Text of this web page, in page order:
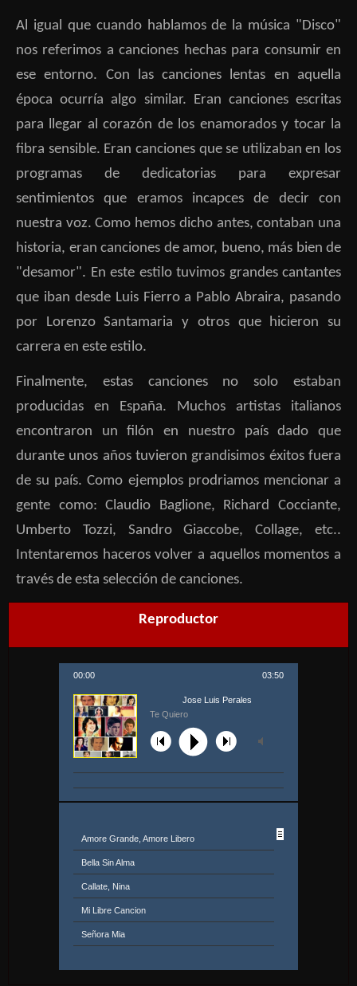
Al igual que cuando hablamos de la música "Disco"
nos referimos a canciones hechas para consumir en
ese entorno. Con las canciones lentas en aquella
época ocurría algo similar. Eran canciones escritas
para llegar al corazón de los enamorados y tocar la
fibra sensible. Eran canciones que se utilizaban en los
programas de dedicatorias para expresar
sentimientos que eramos incapces de decir con
nuestra voz. Como hemos dicho antes, contaban una
historia, eran canciones de amor, bueno, más bien de
"desamor". En este estilo tuvimos grandes cantantes
que iban desde Luis Fierro a Pablo Abraira, pasando
por Lorenzo Santamaria y otros que hicieron su
carrera en este estilo.
Finalmente, estas canciones no solo estaban
producidas en España. Muchos artistas italianos
encontraron un filón en nuestro país dado que
durante unos años tuvieron grandisimos éxitos fuera
de su país. Como ejemplos prodriamos mencionar a
gente como: Claudio Baglione, Richard Cocciante,
Umberto Tozzi, Sandro Giaccobe, Collage, etc..
Intentaremos haceros volver a aquellos momentos a
través de esta selección de canciones.
Reproductor
00:00 03:50
Te Quiero
Jose Luis Perales
Amore Grande, Amore Libero
Bella Sin Alma
Callate, Nina
Mi Libre Cancion
Señora Mia